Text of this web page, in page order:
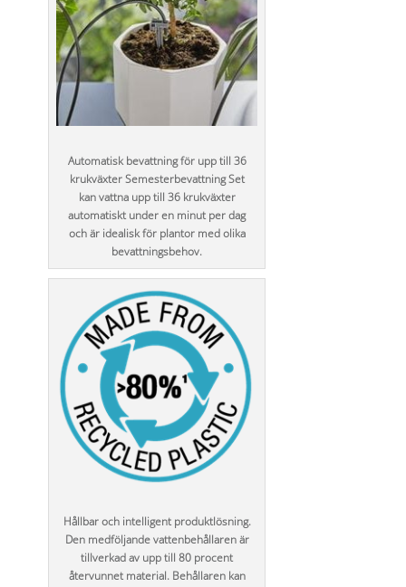
Automatisk bevattning för upp till 36
krukväxter Semesterbevattning Set
kan vattna upp till 36 krukväxter
automatiskt under en minut per dag
och är idealisk för plantor med olika
bevattningsbehov.
Hållbar och intelligent produktlösning.
Den medföljande vattenbehållaren är
tillverkad av upp till 80 procent
återvunnet material. Behållaren kan